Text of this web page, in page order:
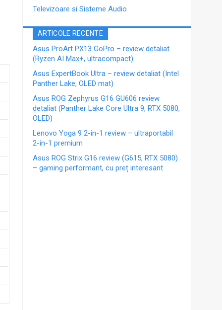
Televizoare si Sisteme Audio
ARTICOLE RECENTE
Asus ProArt PX13 GoPro – review detaliat
(Ryzen AI Max+, ultracompact)
Asus ExpertBook Ultra – review detaliat (Intel
Panther Lake, OLED mat)
Asus ROG Zephyrus G16 GU606 review
detaliat (Panther Lake Core Ultra 9, RTX 5080,
OLED)
Lenovo Yoga 9 2-in-1 review – ultraportabil
2-in-1 premium
Asus ROG Strix G16 review (G615, RTX 5080)
– gaming performant, cu preț interesant